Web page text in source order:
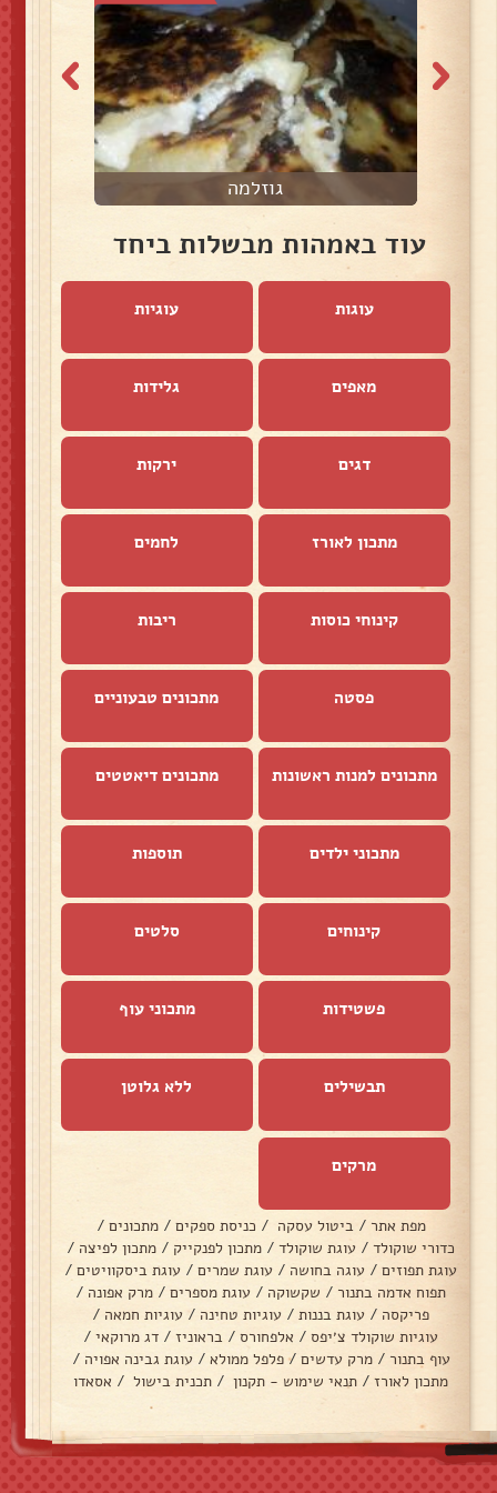
גוזלמה
עוד באמהות מבשלות ביחד
עוגות עוגיות
מאפים גלידות
דגים ירקות
מתכון לאורז לחמים
קינוחי כוסות ריבות
פסטה מתכונים טבעוניים
מתכונים למנות ראשונות מתכונים דיאטטים
מתכוני ילדים תוספות
קינוחים סלטים
פשטידות מתכוני עוף
תבשילים ללא גלוטן
מרקים
מפת אתר / ביטול עסקה / כניסת ספקים / מתכונים /
כדורי שוקולד / עוגת שוקולד / מתכון לפנקייק / מתכון לפיצה /
עוגת תפוזים / עוגה בחושה / עוגת שמרים / עוגת ביסקוויטים /
תפוח אדמה בתנור / שקשוקה / עוגת מספרים / מרק אפונה /
פריקסה / עוגת בננות / עוגיות טחינה / עוגיות חמאה /
עוגיות שוקולד צ׳יפס / אלפחורס / בראוניז / דג מרוקאי /
עוף בתנור / מרק עדשים / פלפל ממולא / עוגת גבינה אפויה /
מתכון לאורז / תנאי שימוש - תקנון / תכנית בישול / אסאדו